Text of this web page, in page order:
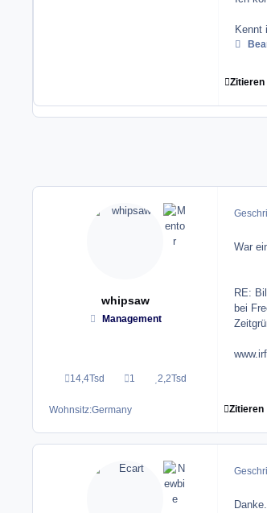
Kennt
Zitieren
whipsaw
Management
14,4Tsd
Beiträge 1
Lösungen2,2Tsd
Reputation
Wohnsitz:Germany
War
RE:
bei
Zitieren